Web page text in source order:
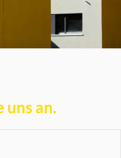
uns an.